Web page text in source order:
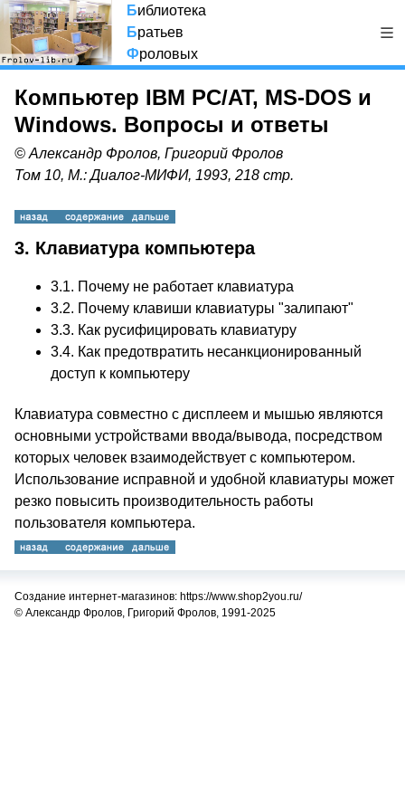
Библиотека
Братьев
Фроловых
Компьютер IBM PC/AT, MS-DOS и
Windows. Вопросы и ответы
© Александр Фролов, Григорий Фролов
Том 10, М.: Диалог-МИФИ, 1993, 218 стр.
3. Клавиатура компьютера
3.1. Почему не работает клавиатура
3.2. Почему клавиши клавиатуры "залипают"
3.3. Как русифицировать клавиатуру
3.4. Как предотвратить несанкционированный
доступ к компьютеру
Клавиатура совместно с дисплеем и мышью являются
основными устройствами ввода/вывода, посредством
которых человек взаимодействует с компьютером.
Использование исправной и удобной клавиатуры может
резко повысить производительность работы
пользователя компьютера.
Создание интернет-магазинов: https://www.shop2you.ru/
© Александр Фролов, Григорий Фролов, 1991-2025